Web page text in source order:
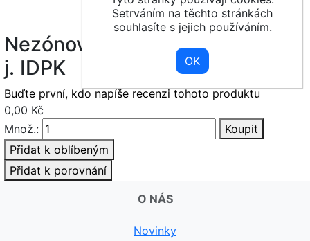
Nezónová - 10 min nepřestupní
j. IDPK
Buďte první, kdo napíše recenzi tohoto produktu
0,00 Kč
Množ.:
Koupit
Přidat k oblíbeným
Přidat k porovnání
O NÁS
Novinky
Setrváním na těchto stránkách
souhlasíte s jejich používáním.